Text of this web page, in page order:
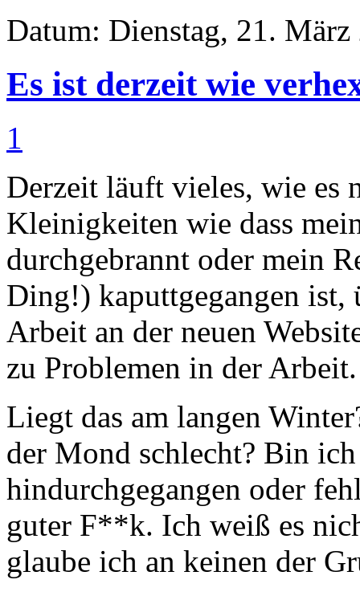
Datum: Dienstag, 21.
Es ist derzeit wie
1
Derzeit läuft vieles, wie es
Kleinigkeiten wie dass
durchgebrannt oder mein
Ding!) kaputtgegangen ist,
Arbeit an der neuen
zu Problemen in der Arbeit.
Liegt das am langen
der Mond schlecht? Bin
hindurchgegangen oder
guter F**k. Ich weiß es
glaube ich an keinen der